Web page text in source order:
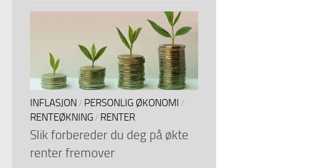
INFLASJON / PERSONLIG ØKONOMI /
RENTEØKNING / RENTER
Slik forbereder du deg på økte
renter fremover